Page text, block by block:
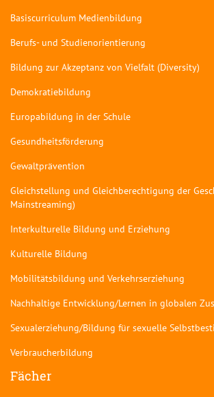
Basiscurriculum Medienbildung
Berufs- und Studienorientierung
Bildung zur Akzeptanz von Vielfalt (Diversity)
Demokratiebildung
Europabildung in der Schule
Gesundheitsförderung
Gewaltprävention
Gleichstellung und Gleichberechtigung der
Mainstreaming)
Interkulturelle Bildung und Erziehung
Kulturelle Bildung
Mobilitätsbildung und Verkehrserziehung
Nachhaltige Entwicklung/Lernen in globalen
Sexualerziehung/Bildung für sexuelle
Verbraucherbildung
Fächer